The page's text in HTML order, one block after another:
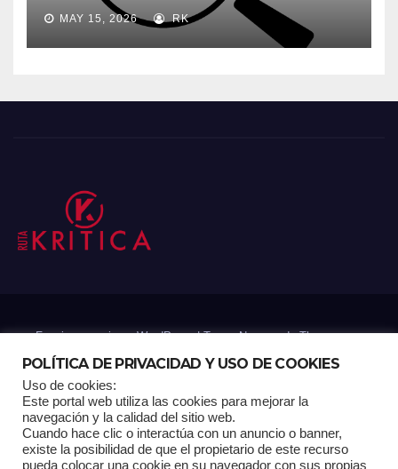
MAY 15, 2026 RK
Funciona gracias a WordPress|Tema: Newsup deThemeansar
Home Análisis Carrito RK Contactos Documental Gracias !
POLÍTICA DE PRIVACIDAD Y USO DE COOKIES
Uso de cookies:
Este portal web utiliza las cookies para mejorar la
navegación y la calidad del sitio web.
Cuando hace clic o interactúa con un anuncio o banner,
existe la posibilidad de que el propietario de este recurso
pueda colocar una cookie en su navegador con sus propias